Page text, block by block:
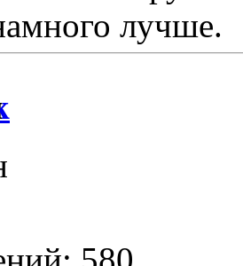
лучше.